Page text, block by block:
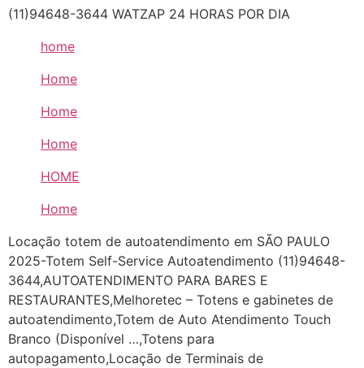
(11)94648-3644 WATZAP 24 HORAS POR DIA
home
Home
Home
Home
HOME
Home
Locação totem de autoatendimento em SÃO PAULO
2025-Totem Self-Service Autoatendimento (11)94648-
3644,AUTOATENDIMENTO PARA BARES E
RESTAURANTES,Melhoretec – Totens e gabinetes de
autoatendimento,Totem de Auto Atendimento Touch
Branco (Disponível …,Totens para
autopagamento,Locação de Terminais de